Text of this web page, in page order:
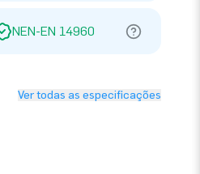
NEN-EN 14960
Ver todas as especificações